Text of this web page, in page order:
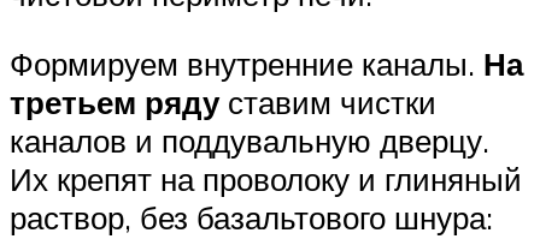
Формируем внутренние каналы. На
третьем рядуставим чистки
каналов и поддувальную дверцу.
Их крепят на проволоку и глиняный
раствор, без базальтового шнура: